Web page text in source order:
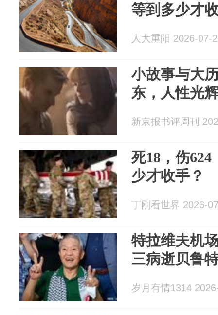
等到多少才
人大重阳 2026-07-
小故事与大
东，人性光
新京报书评周刊
死18，伤
少才收手？
丁刚看世界 2026-
特拉维夫机
三病逝贝鲁
岁月有情1314